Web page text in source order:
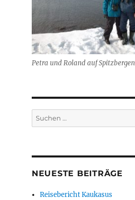
Petra und Roland auf Spitzbergen
Suchen
nach:
NEUESTE BEITRÄGE
Reisebericht Kaukasus